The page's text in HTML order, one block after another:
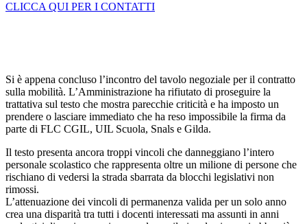
CLICCA QUI PER I CONTATTI
Si è appena concluso l’incontro del tavolo negoziale per il contratto
sulla mobilità. L’Amministrazione ha rifiutato di proseguire la
trattativa sul testo che mostra parecchie criticità e ha imposto un
prendere o lasciare immediato che ha reso impossibile la firma da
parte di FLC CGIL, UIL Scuola, Snals e Gilda.
Il testo presenta ancora troppi vincoli che danneggiano l’intero
personale scolastico che rappresenta oltre un milione di persone che
rischiano di vedersi la strada sbarrata da blocchi legislativi non
rimossi.
L’attenuazione dei vincoli di permanenza valida per un solo anno
crea una disparità tra tutti i docenti interessati ma assunti in anni